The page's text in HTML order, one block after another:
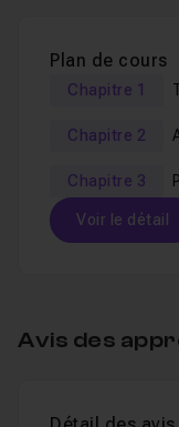
Les bases de
Plan de cours
Chapitre 1
Chapitre 2
Chapitre 3
Voir le détail
Avis des